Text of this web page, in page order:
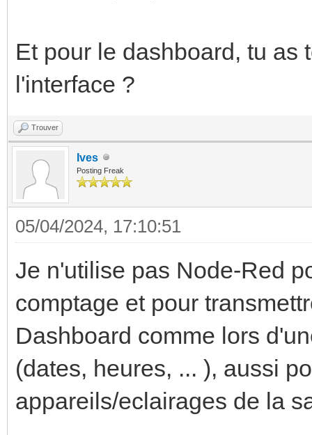
Et pour le dashboard, tu as
l'interface ?
Trouver
Ives
Posting Freak
05/04/2024, 17:10:51
Je n'utilise pas Node-Red
comptage et pour
Dashboard comme lors
(dates, heures, ... ), aussi
appareils/eclairages de la